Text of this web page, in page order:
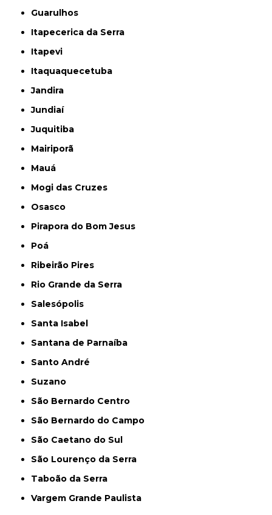
Guarulhos
Itapecerica da Serra
Itapevi
Itaquaquecetuba
Jandira
Jundiaí
Juquitiba
Mairiporã
Mauá
Mogi das Cruzes
Osasco
Pirapora do Bom Jesus
Poá
Ribeirão Pires
Rio Grande da Serra
Salesópolis
Santa Isabel
Santana de Parnaíba
Santo André
Suzano
São Bernardo Centro
São Bernardo do Campo
São Caetano do Sul
São Lourenço da Serra
Taboão da Serra
Vargem Grande Paulista